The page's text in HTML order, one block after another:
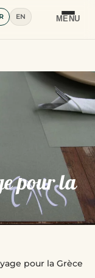
MENU
EN
pour la
pour la Grèce